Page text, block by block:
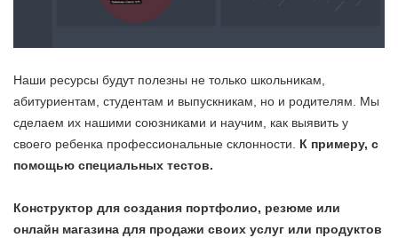
Наши ресурсы будут полезны не только школьникам,
абитуриентам, студентам и выпускникам, но и родителям. Мы
сделаем их нашими союзниками и научим, как выявить у
своего ребенка профессиональные склонности. К примеру, с
помощью специальных тестов.
Конструктор для создания портфолио, резюме или
онлайн магазина для продажи своих услуг или продуктов